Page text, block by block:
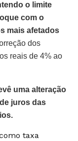
o limite
com o
mais afetados
dos
reais de 4% ao
uma alteração
juros das
taxa